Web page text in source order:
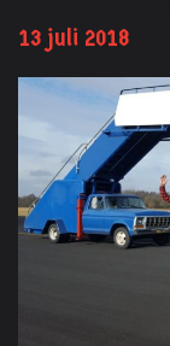
13 juli 2018